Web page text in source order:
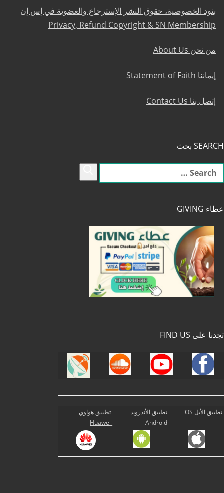
بنود الخصوصية، حقوق النشر الإسترجاع والعضوية في إس إن
Privacy, Refund Copyright & SN Membership
من نحن About Us
إيماننا Statement of Faith
إتصل بنا Contact Us
SEARCH بحث
البحث
عن:
عطاء GIVING
تجدنا على FIND US
تطبيق الأبل iOS
تطبيق الأندرويد
Android
تطبيق هواوي